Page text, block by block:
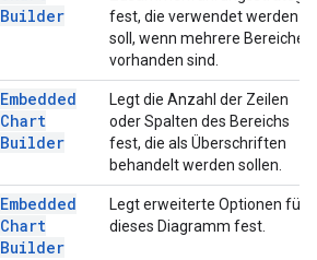
Builder
fest, die verwendet werden
soll, wenn mehrere Bereiche
vorhanden sind.
Embedded
Chart
Builder
Legt die Anzahl der Zeilen
oder Spalten des Bereichs
fest, die als Überschriften
behandelt werden sollen.
Embedded
Chart
Builder
Legt erweiterte Optionen für
dieses Diagramm fest.